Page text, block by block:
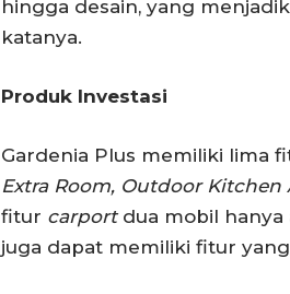
hingga desain, yang
katanya.
Produk Investasi
Gardenia Plus memiliki lima
Extra Room, Outdoor Kitchen
fitur carportdua mobil hanya
juga dapat memiliki fitur yang